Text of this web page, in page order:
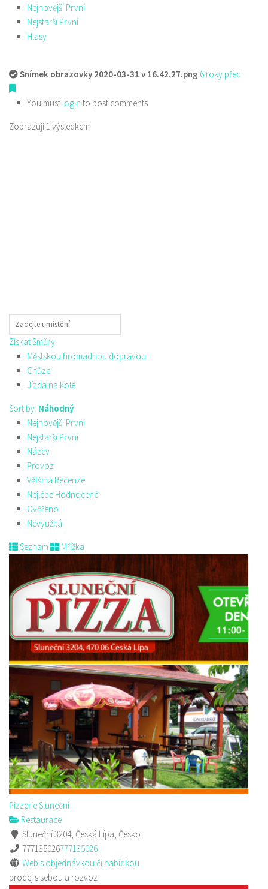
Nejnovější První
Nejstarší První
Hlasy
Snímek obrazovky 2020-03-31 v 16.42.27.png 6 roky před
You must login to post comments
Zobrazuji 1 výsledkem
Získat Směry
Městskou hromadnou dopravou
Chůze
Jízda na kole
Sort by: Náhodný
Nejnovější První
Nejstarší První
Název
Provoz
Většina Recenze
Nejlépe Hodnocené
Ověřeno
Nevyužitá
Seznam Mřížka
Pizzerie Sluneční
Restaurace
Sluneční 3204, Česká Lípa, Česko
777135026777135026
Web s objednávkou či nabídkou
prodej s sebou a rozvoz